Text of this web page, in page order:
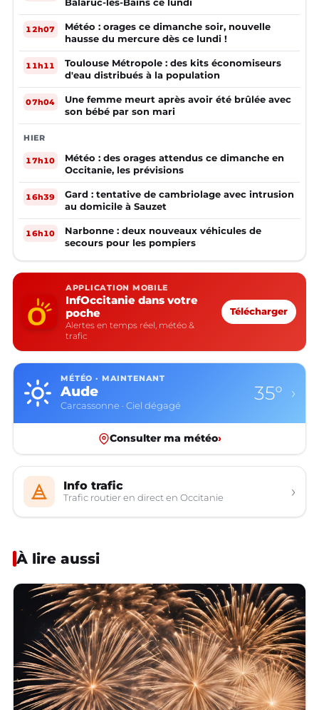
Balaruc-les-Bains ce lundi
12h07
Météo : orages ce dimanche soir, nouvelle
hausse du mercure dès ce lundi !
11h11
Toulouse Métropole : des kits économiseurs
d'eau distribués à la population
07h04
Une femme meurt après avoir été brûlée avec
son bébé par son mari
HIER
17h10
Météo : des orages attendus ce dimanche en
Occitanie, les prévisions
16h39
Gard : tentative de cambriolage avec intrusion
au domicile à Sauzet
16h10
Narbonne : deux nouveaux véhicules de
secours pour les pompiers
APPLICATION MOBILE
InfOccitanie dans votre
poche
Alertes en temps réel, météo &
trafic
Télécharger
MÉTÉO · MAINTENANT
Aude
Carcassonne · Ciel dégagé
35° ›
Consulter ma météo›
Info trafic
Trafic routier en direct en Occitanie ›
À lire aussi